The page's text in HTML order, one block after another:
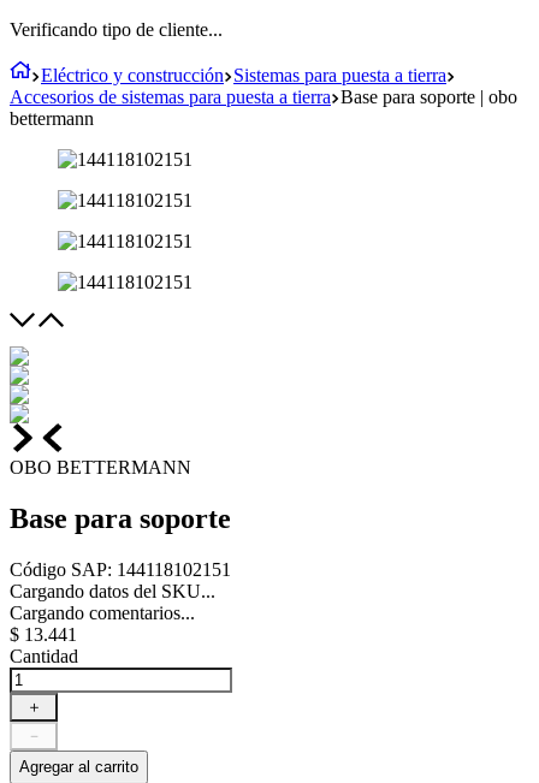
Verificando tipo de cliente...
Eléctrico y construcción Sistemas para puesta a tierra
Accesorios de sistemas para puesta a tierra Base para soporte | obo
bettermann
OBO BETTERMANN
Base para soporte
Código SAP: 144118102151
Cargando datos del SKU...
Cargando comentarios...
$ 13.441
Cantidad
＋
－
Agregar al carrito